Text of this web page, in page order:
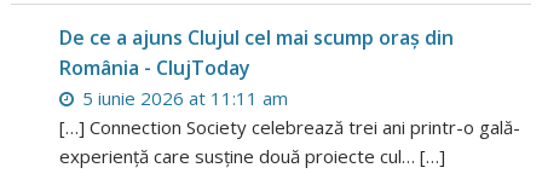
De ce a ajuns Clujul cel mai scump oraș din
România - ClujToday
5 iunie 2026 at 11:11 am
[…] Connection Society celebrează trei ani printr-o gală-
experiență care susține două proiecte cul… […]